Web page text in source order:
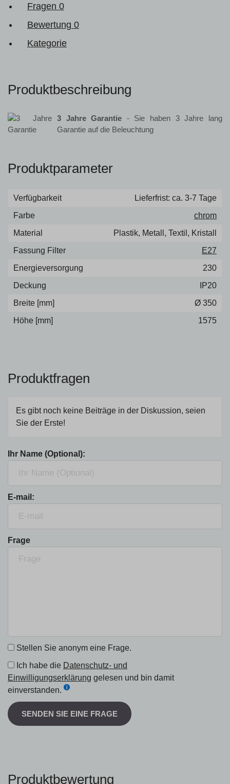
Fragen 0
Bewertung 0
Kategorie
Produktbeschreibung
3 Jahre Garantie - Sie haben 3 Jahre lang
Garantie auf die Beleuchtung
Produktparameter
Verfügbarkeit
Lieferfrist: ca. 3-7 Tage
Farbe
chrom
Material
Plastik, Metall, Textil, Kristall
Fassung Filter
E27
Energieversorgung
230
Deckung
IP20
Breite [mm]
Ø 350
Höhe [mm]
1575
Produktfragen
Es gibt noch keine Beiträge in der Diskussion, seien
Sie der Erste!
Ihr Name (Optional):
E-mail:
Frage
Stellen Sie anonym eine Frage.
Ich habe die Datenschutz- und
Einwilligungserklärung gelesen und bin damit
einverstanden.
SENDEN SIE EINE FRAGE
Produktbewertung